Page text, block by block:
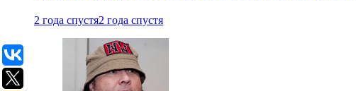
2 года спустя2 года спустя